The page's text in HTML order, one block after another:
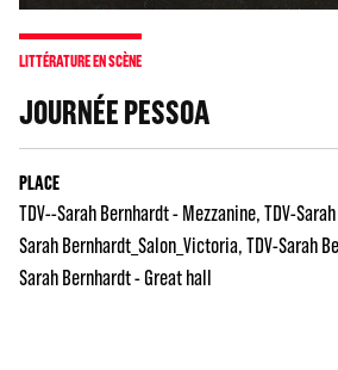
LITTÉRATURE EN SCÈNE
JOURNÉE PESSOA
PLACE
TDV--Sarah Bernhardt - Mezzanine TDV-
Sarah Bernhardt_Salon_Victoria TDV-Sarah
Sarah Bernhardt - Great hall